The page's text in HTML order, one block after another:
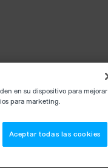
en su dispositivo para mejorar
para marketing.
Aceptar todas las cookies